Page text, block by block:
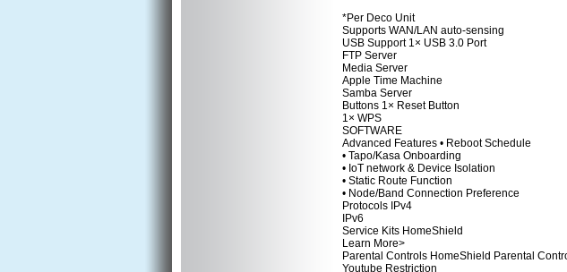
*Per Deco Unit
Supports WAN/LAN auto-sensing
USB Support 1× USB 3.0 Port
FTP Server
Media Server
Apple Time Machine
Samba Server
Buttons 1× Reset Button
1× WPS
SOFTWARE
Advanced Features • Reboot Schedule
• Tapo/Kasa Onboarding
• IoT network & Device Isolation
• Static Route Function
• Node/Band Connection Preference
Protocols IPv4
IPv6
Service Kits HomeShield
Learn More>
Parental Controls HomeShield Parental
Youtube Restriction